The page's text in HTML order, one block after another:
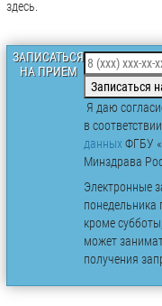
здесь.
ЗАПИСАТЬСЯ
НА ПРИЕМ
Записаться
Я даю
в
данных ФГБУ
Минздрава
Электронные
понедельника
кроме
может
получения